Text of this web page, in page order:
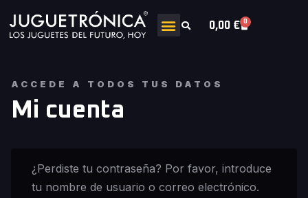
0,00 € 0
ACCEDE A TODOS TUS DATOS
Mi cuenta
¿Perdiste tu contraseña? Por favor, introduce
tu nombre de usuario o correo electrónico.